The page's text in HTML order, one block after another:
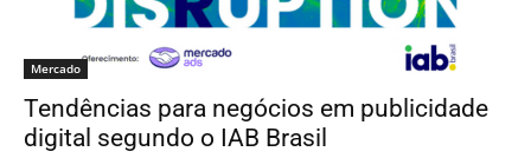
Mercado
Tendências para negócios em publicidade
digital segundo o IAB Brasil